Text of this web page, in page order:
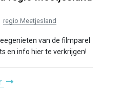
regio Meetjesland
van de filmparel
en info hier te verkrijgen!